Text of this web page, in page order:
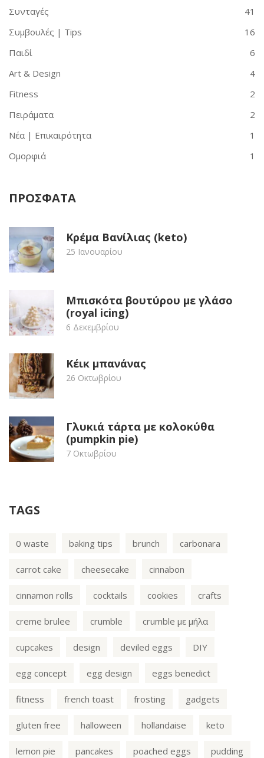
Συνταγές
41
Συμβουλές | Tips
16
Παιδί
6
Art & Design
4
Fitness
2
Πειράματα
2
Νέα | Επικαιρότητα
1
Ομορφιά
1
ΠΡΟΣΦΑΤΑ
Κρέμα Βανίλιας (keto)
25 Ιανουαρίου
Μπισκότα βουτύρου με γλάσο
(royal icing)
6 Δεκεμβρίου
Κέικ μπανάνας
26 Οκτωβρίου
Γλυκιά τάρτα με κολοκύθα
(pumpkin pie)
7 Οκτωβρίου
TAGS
0 waste baking tips brunch carbonara
carrot cake cheesecake cinnabon
cinnamon rolls cocktails cookies crafts
creme brulee crumble crumble με μήλα
cupcakes design deviled eggs DIY
egg concept egg design eggs benedict
fitness french toast frosting gadgets
gluten free halloween hollandaise keto
lemon pie pancakes poached eggs pudding